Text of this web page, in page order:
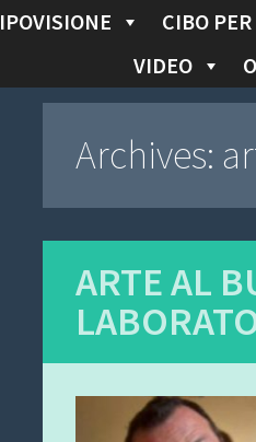
IPOVISIONE CIBO
VIDEO
Archives:
ARTE AL